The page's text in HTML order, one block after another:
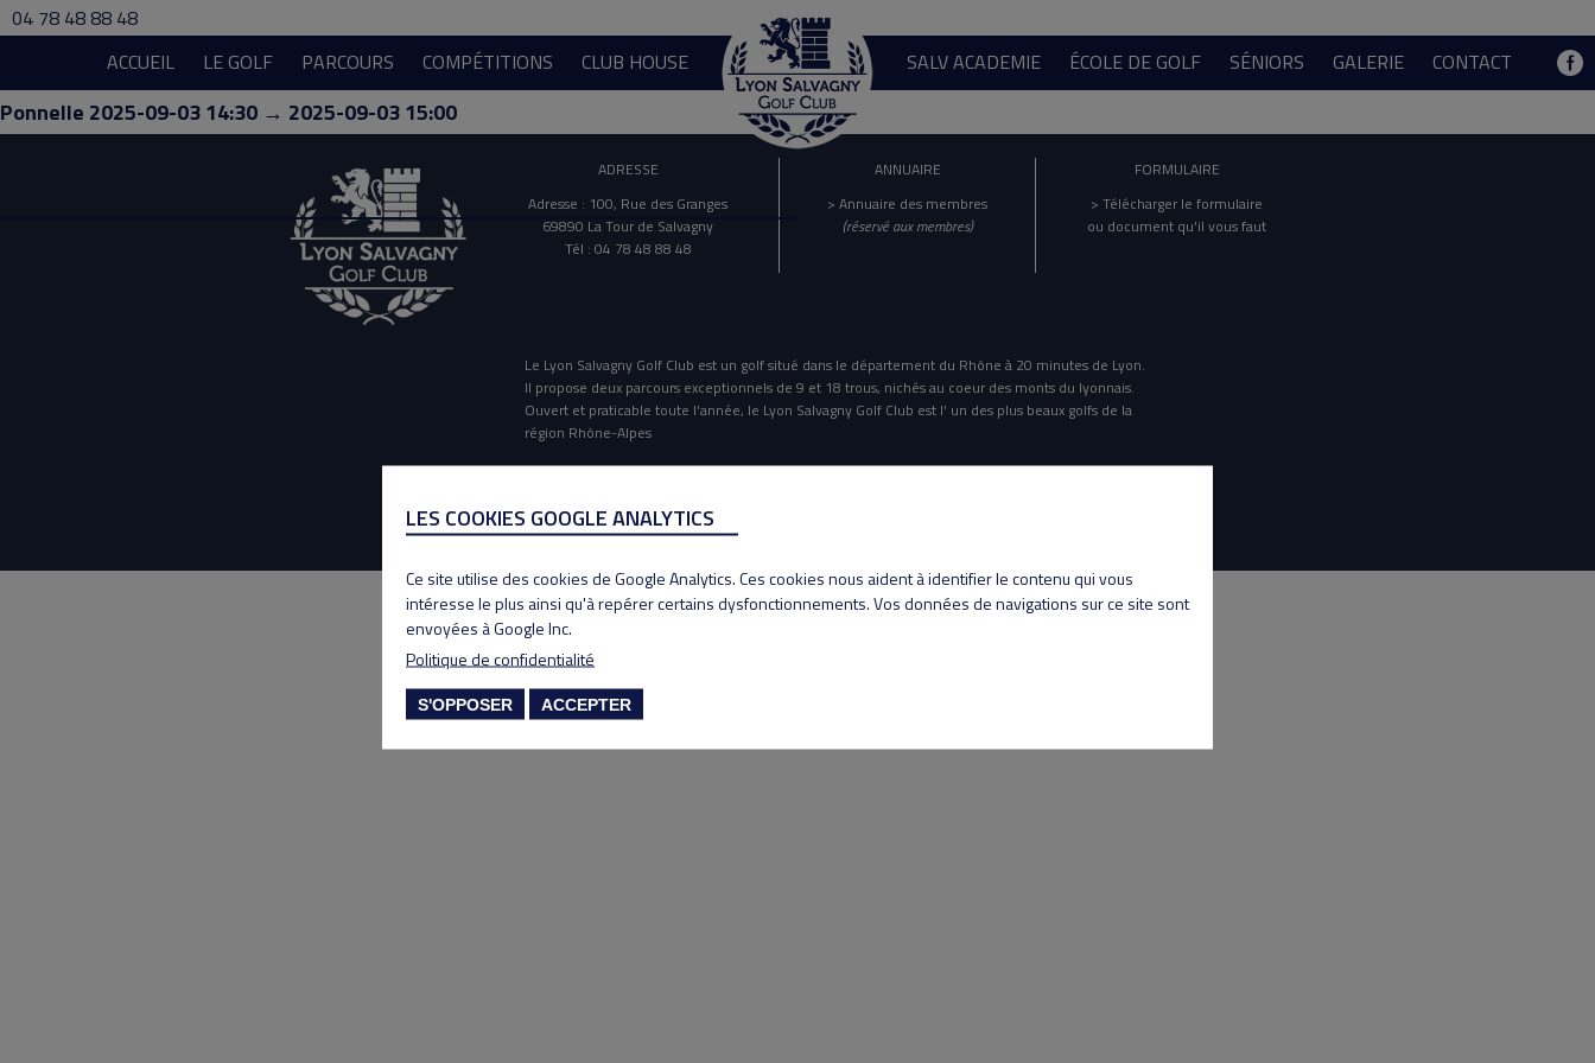
04 78 48 88 48
ACCUEIL
LE GOLF PARCOURS COMPÉTITIONS CLUB HOUSE SALV ACADEMIE ÉCOLE DE GOLF SÉNIORS GALERIE CONTACT
Ponnelle 2025-09-03 14:30 → 2025-09-03 15:00
ADRESSE
Adresse : 100, Rue des Granges
69890 La Tour de Salvagny
Tél : 04 78 48 88 48
ANNUAIRE
> Annuaire des membres
(réservé aux membres)
FORMULAIRE
> Télécharger le formulaire
ou document qu'il vous faut
Le Lyon Salvagny Golf Club est un golf situé dans le département du Rhône à 20 minutes de Lyon.
Il propose deux parcours exceptionnels de 9 et 18 trous, nichés au coeur des monts du lyonnais.
Ouvert et praticable toute l'année, le Lyon Salvagny Golf Club est l' un des plus beaux golfs de la
région Rhône-Alpes
Copyright 2020 Lyon Salvagny golf club
LES COOKIES GOOGLE ANALYTICS
Ce site utilise des cookies de Google Analytics. Ces cookies nous aident à identifier le contenu qui vous
intéresse le plus ainsi qu'à repérer certains dysfonctionnements. Vos données de navigations sur ce site sont
envoyées à Google Inc.
Politique de confidentialité
S'OPPOSER ACCEPTER